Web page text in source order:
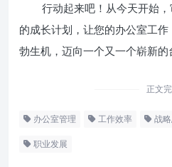
行动起来吧！从今天开始
的成长计划，让您的办公室工
勃生机，迈向一个又一个崭新的
正文完
办公室管理 工作效率 战
职业发展